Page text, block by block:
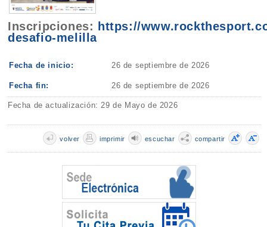
Inscripciones: https://
desafio-melilla
Fecha de inicio: 26 de septiembre de 2026
Fecha fin: 26 de septiembre de 2026
Fecha de actualización: 29 de Mayo de 2026
compartir
escuchar
imprimir
volver